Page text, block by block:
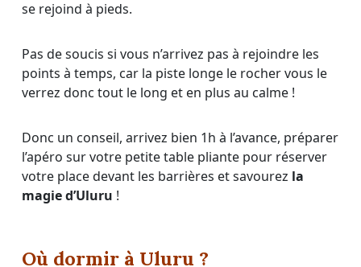
se rejoind à pieds.
Pas de soucis si vous n’arrivez pas à rejoindre les
points à temps, car la piste longe le rocher vous le
verrez donc tout le long et en plus au calme !
Donc un conseil, arrivez bien 1h à l’avance, préparer
l’apéro sur votre petite table pliante pour réserver
votre place devant les barrières et savourez la
magie d’Uluru !
Où dormir à Uluru ?